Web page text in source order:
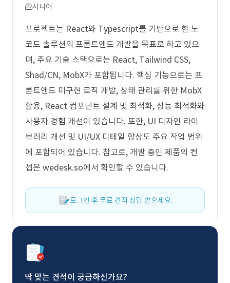
시니어
프로젝트는 React와 Typescript를 기반으로 한 노
코드 솔루션의 프론트엔드 개발을 목표로 하고 있으
며, 주요 기술 스택으로는 React, Tailwind CSS,
Shad/CN, MobX가 포함됩니다. 핵심 기능으로는 프
론트엔드 미구현 로직 개발, 상태 관리를 위한 MobX
활용, React 컴포넌트 설계 및 최적화, 성능 최적화와
사용자 경험 개선이 있습니다. 또한, UI 디자인 라이
브러리 개선 및 UI/UX 디테일 향상도 주요 작업 범위
에 포함되어 있습니다. 참고로, 개발 중인 제품의 컨
셉은 wedesk.so에서 확인할 수 있습니다.
로그인 후 무료 견적 상담 받으세요.
딱 맞는 견적이 궁금하신가요?